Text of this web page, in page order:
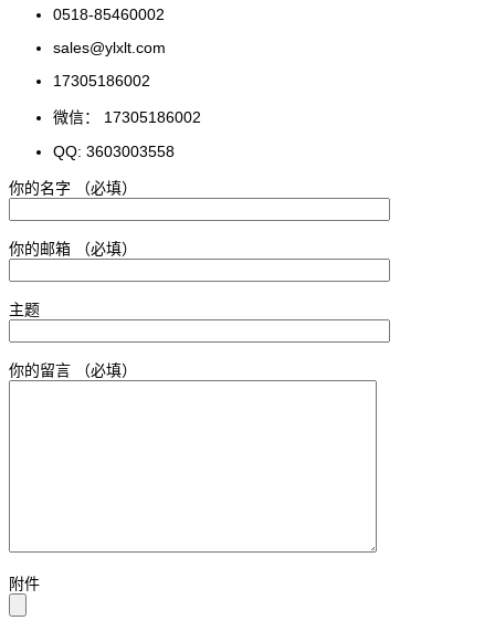
0518-85460002
sales@ylxlt.com
17305186002
微信： 17305186002
QQ: 3603003558
你的名字 （必填）
你的邮箱 （必填）
主题
你的留言 （必填）
附件